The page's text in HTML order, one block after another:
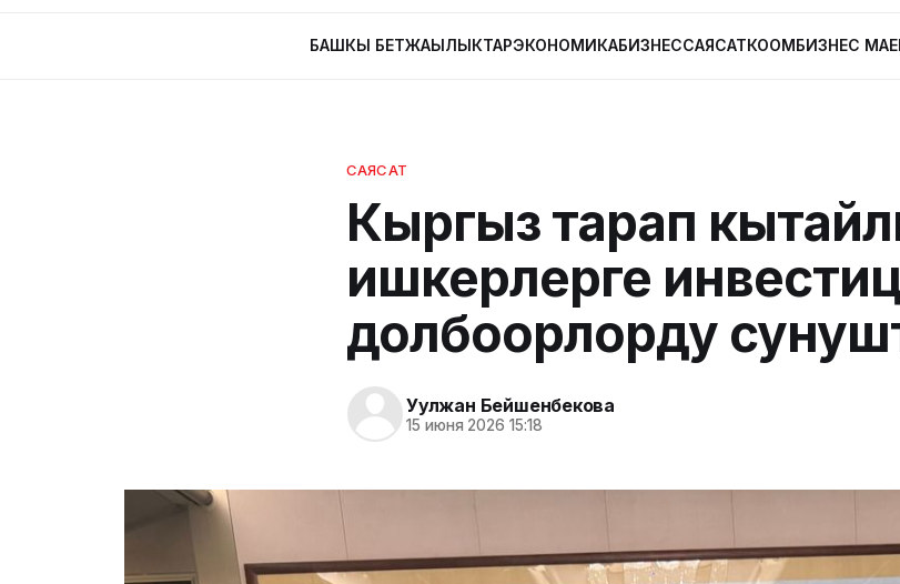
БАШКЫ БЕТЖАҢЫЛЫКТАРЭКОНОМИКАБИЗНЕССАЯСАТКООМБИЗНЕС
САЯСАТ
Кыргыз тарап
ишкерлерге
долбоорлорду
Уулжан Бейшенбекова
15 июня 2026 15:18